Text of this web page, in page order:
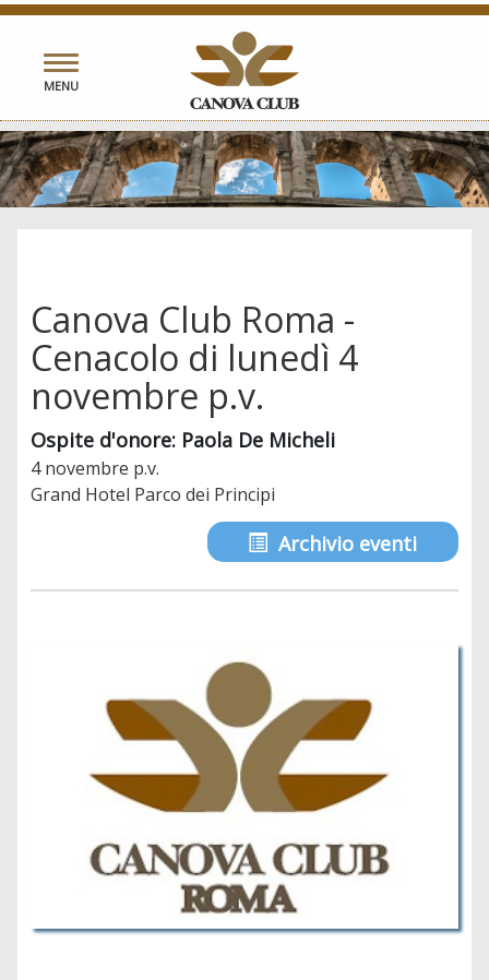
Toggle
navigation
MENU
Canova Club Roma -
Cenacolo di lunedì 4
novembre p.v.
Ospite d'onore: Paola De Micheli
4 novembre p.v.
Grand Hotel Parco dei Principi
Archivio eventi